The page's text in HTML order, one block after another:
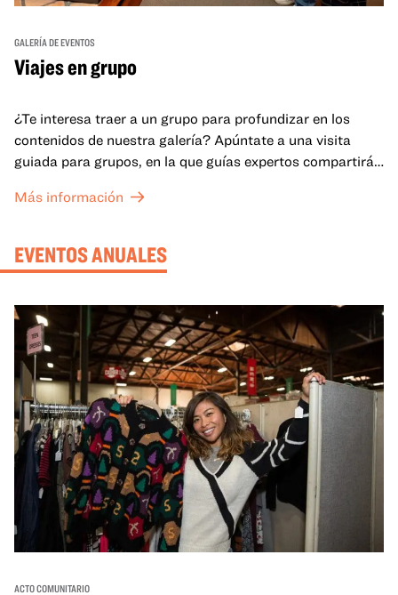
GALERÍA DE EVENTOS
Viajes en grupo
¿Te interesa traer a un grupo para profundizar en los
contenidos de nuestra galería? Apúntate a una visita
guiada para grupos, en la que guías expertos compartirán
mejor lo que se expone en las galerías del OMCA.
Más información
EVENTOS ANUALES
ACTO COMUNITARIO